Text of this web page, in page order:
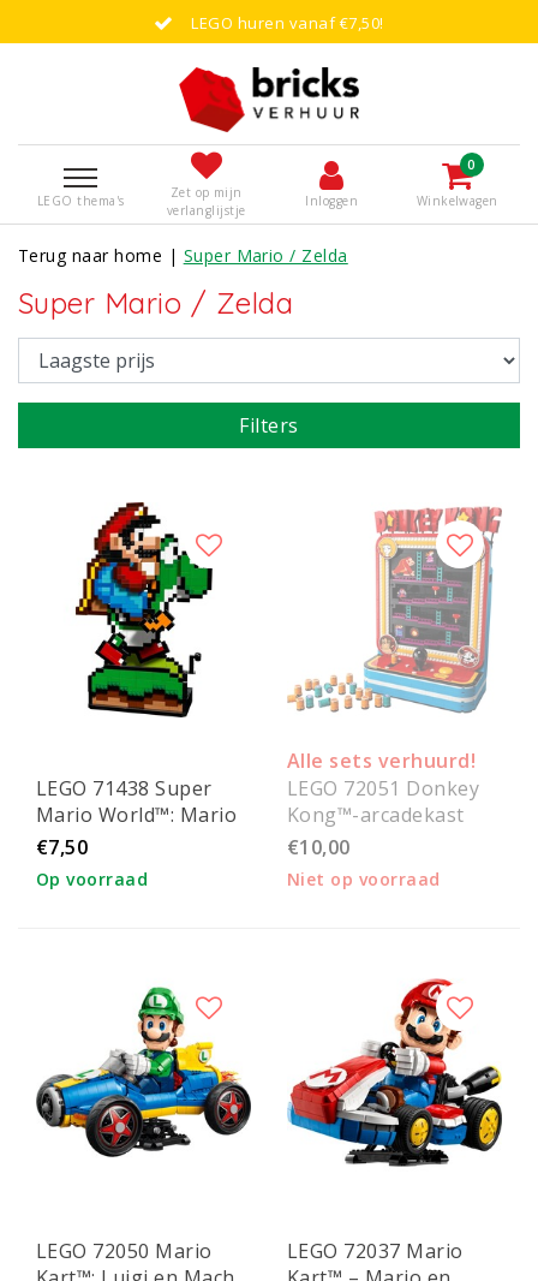
LEGO huren vanaf €7,50!
LEGO thema's
Zet op mijn
verlanglijstje
Inloggen
0
Winkelwagen
Terug naar home | Super Mario / Zelda
Super Mario / Zelda
Filters
LEGO 71438 Super
Mario World™: Mario
en Yoshi
€7,50
Op voorraad
Alle sets verhuurd!
LEGO 72051 Donkey
Kong™-arcadekast
€10,00
Niet op voorraad
LEGO 72050 Mario
LEGO 72037 Mario